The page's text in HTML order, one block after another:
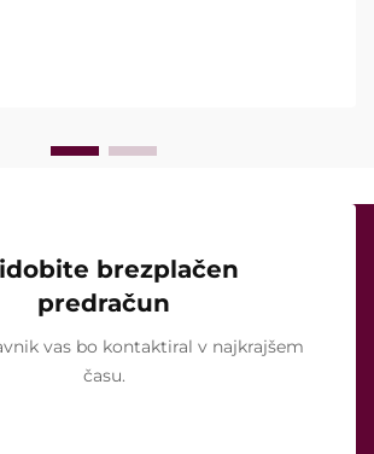
le, ali te funkcije sploh obstajajo,
delujejo med kliničnim
brezplačen
predračun
vas bo kontaktiral v najkrajšem
času.